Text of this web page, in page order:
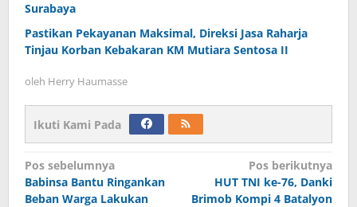
Surabaya
Pastikan Pekayanan Maksimal, Direksi Jasa Raharja
Tinjau Korban Kebakaran KM Mutiara Sentosa II
oleh Herry Haumasse
Ikuti Kami Pada
Navigasi
pos
Pos sebelumnya
Babinsa Bantu Ringankan
Beban Warga Lakukan
Pos berikutnya
HUT TNI ke-76, Danki
Brimob Kompi 4 Batalyon